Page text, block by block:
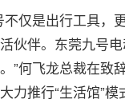
仅是出行工具，
伙伴。东莞九号
”何飞龙总裁在致
力推行“生活馆”